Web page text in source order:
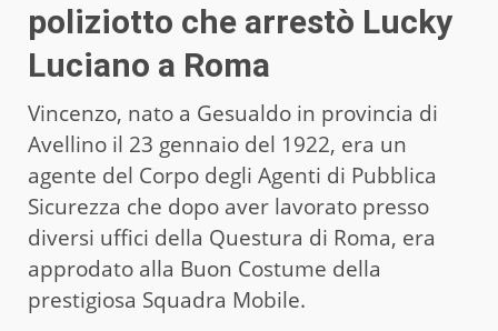
poliziotto che arrestò Lucky
Luciano a Roma
Vincenzo, nato a Gesualdo in provincia di
Avellino il 23 gennaio del 1922, era un
agente del Corpo degli Agenti di Pubblica
Sicurezza che dopo aver lavorato presso
diversi uffici della Questura di Roma, era
approdato alla Buon Costume della
prestigiosa Squadra Mobile.